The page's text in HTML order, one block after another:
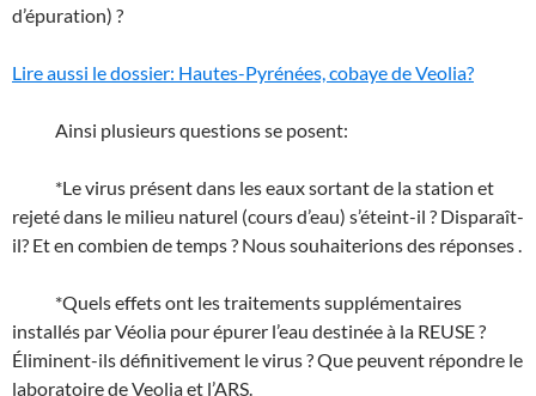
d’épuration) ?
Lire aussi le dossier: Hautes-Pyrénées, cobaye de Veolia?
Ainsi plusieurs questions se posent:
*Le virus présent dans les eaux sortant de la station et
rejeté dans le milieu naturel (cours d’eau) s’éteint-il ? Disparaît-
il? Et en combien de temps ? Nous souhaiterions des réponses .
*Quels effets ont les traitements supplémentaires
installés par Véolia pour épurer l’eau destinée à la REUSE ?
Éliminent-ils définitivement le virus ? Que peuvent répondre le
laboratoire de Veolia et l’ARS.